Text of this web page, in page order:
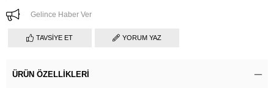
Gelince Haber Ver
TAVSIYE ET YORUM YAZ
ÜRÜN ÖZELLIKLERI